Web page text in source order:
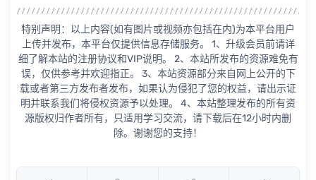
特别声明：以上内容(如有图片或视频亦包括在内)为本平台用户
上传并发布，本平台仅提供信息存储服务。 1、升级会员前请详
细了解本站的注册协议和VIP说明。 2、本站所发布的资源难免有
误，仅供参考并欢迎指正。 3、本站资源部分来自网上公开的下
载或者第三方发布者发布，如果认为侵犯了您的权益，请出示证
明并联系我们将侵权资源予以处理。 4、本站整理发布的所有资
源版权归作者所有，只适用学习交流，请下载后在12小时内删
除。谢谢您的支持！